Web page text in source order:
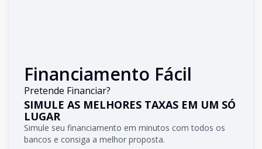
Financiamento Fácil
Pretende Financiar?
SIMULE AS MELHORES TAXAS EM UM SÓ
LUGAR
Simule seu financiamento em minutos com todos os
bancos e consiga a melhor proposta.